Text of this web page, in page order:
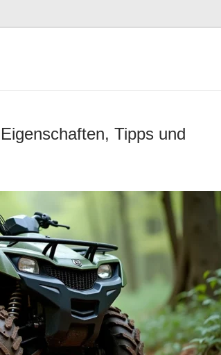
Tipps und